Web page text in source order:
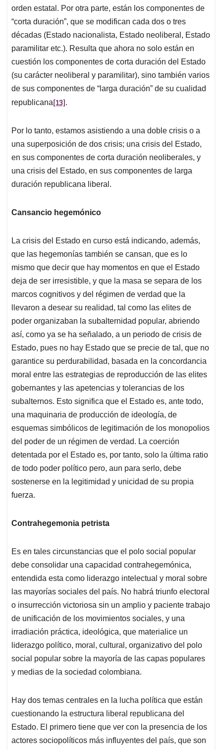
orden estatal. Por otra parte, están los componentes de
“corta duración”, que se modifican cada dos o tres
décadas (Estado nacionalista, Estado neoliberal, Estado
paramilitar etc.). Resulta que ahora no solo están en
cuestión los componentes de corta duración del Estado
(su carácter neoliberal y paramilitar), sino también varios
de sus componentes de “larga duración” de su cualidad
republicana[13].
Por lo tanto, estamos asistiendo a una doble crisis o a
una superposición de dos crisis; una crisis del Estado,
en sus componentes de corta duración neoliberales, y
una crisis del Estado, en sus componentes de larga
duración republicana liberal.
Cansancio hegemónico
La crisis del Estado en curso está indicando, además,
que las hegemonías también se cansan, que es lo
mismo que decir que hay momentos en que el Estado
deja de ser irresistible, y que la masa se separa de los
marcos cognitivos y del régimen de verdad que la
llevaron a desear su realidad, tal como las elites de
poder organizaban la subalternidad popular, abriendo
así, como ya se ha señalado, a un periodo de crisis de
Estado, pues no hay Estado que se precie de tal, que no
garantice su perdurabilidad, basada en la concordancia
moral entre las estrategias de reproducción de las elites
gobernantes y las apetencias y tolerancias de los
subalternos. Esto significa que el Estado es, ante todo,
una maquinaria de producción de ideología, de
esquemas simbólicos de legitimación de los monopolios
del poder de un régimen de verdad. La coerción
detentada por el Estado es, por tanto, solo la última ratio
de todo poder político pero, aun para serlo, debe
sostenerse en la legitimidad y unicidad de su propia
fuerza.
Contrahegemonia petrista
Es en tales circunstancias que el polo social popular
debe consolidar una capacidad contrahegemónica,
entendida esta como liderazgo intelectual y moral sobre
las mayorías sociales del país. No habrá triunfo electoral
o insurrección victoriosa sin un amplio y paciente trabajo
de unificación de los movimientos sociales, y una
irradiación práctica, ideológica, que materialice un
liderazgo político, moral, cultural, organizativo del polo
social popular sobre la mayoría de las capas populares
y medias de la sociedad colombiana.
Hay dos temas centrales en la lucha política que están
cuestionando la estructura liberal republicana del
Estado. El primero tiene que ver con la presencia de los
actores sociopolíticos más influyentes del país, que son